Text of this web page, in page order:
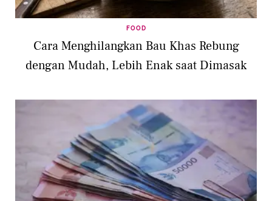
FOOD
Cara Menghilangkan Bau Khas Rebung
dengan Mudah, Lebih Enak saat Dimasak